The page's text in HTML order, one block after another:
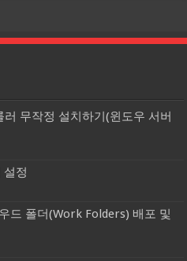
무작정 설치하기(윈도우 서버
설정
드 폴더(Work Folders) 배포 및